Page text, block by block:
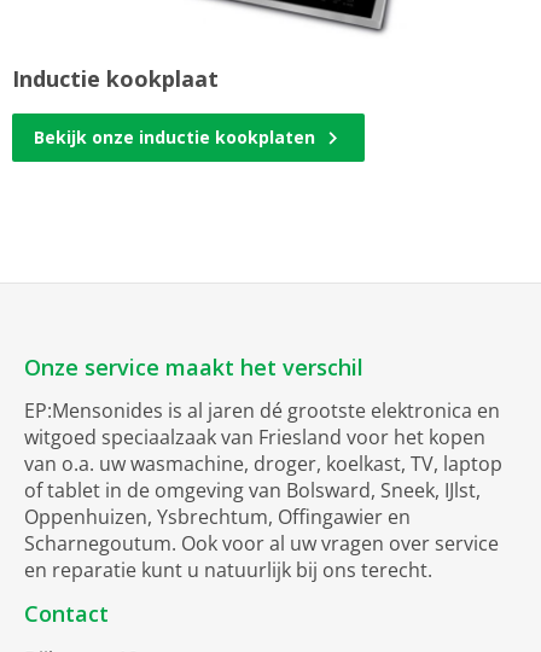
Inductie kookplaat
Bekijk onze inductie kookplaten
Onze service maakt het verschil
EP:Mensonides is al jaren dé grootste elektronica en
witgoed speciaalzaak van Friesland voor het kopen
van o.a. uw wasmachine, droger, koelkast, TV, laptop
of tablet in de omgeving van Bolsward, Sneek, IJlst,
Oppenhuizen, Ysbrechtum, Offingawier en
Scharnegoutum. Ook voor al uw vragen over service
en reparatie kunt u natuurlijk bij ons terecht.
Contact